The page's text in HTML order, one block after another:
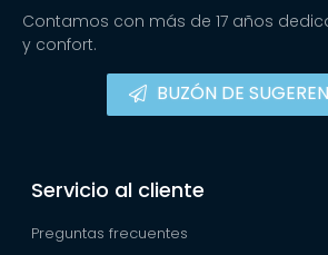
Contamos con más de 17 años
y confort.
BUZÓN DE
Servicio al cliente
Preguntas frecuentes